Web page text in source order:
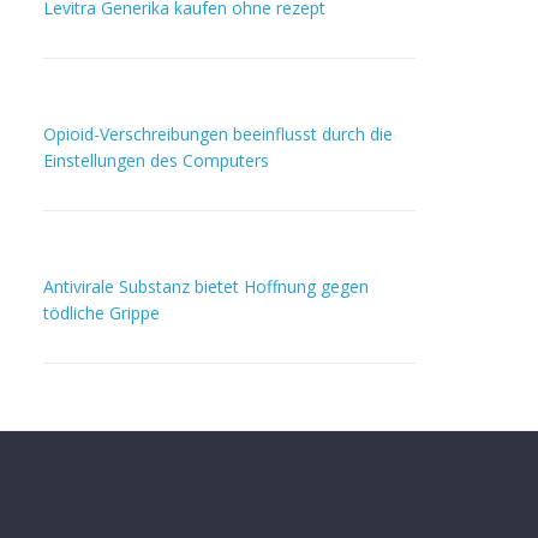
Levitra Generika kaufen ohne rezept
Opioid-Verschreibungen beeinflusst durch die
Einstellungen des Computers
Antivirale Substanz bietet Hoffnung gegen
tödliche Grippe